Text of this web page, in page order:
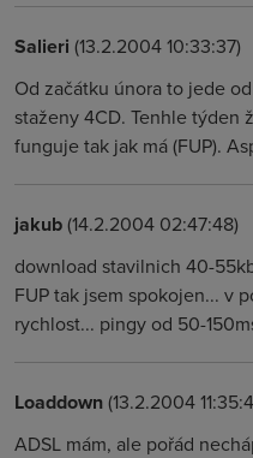
Salieri (13.2.2004 10:33:37)
Od začátku února to jede
staženy 4CD. Tenhle týden
funguje tak jak má (FUP).
jakub(14.2.2004 02:47:48)
download stavilnich 40-
FUP tak jsem spokojen... v
rychlost... pingy od 50-
Loaddown(13.2.2004
ADSL mám, ale pořád